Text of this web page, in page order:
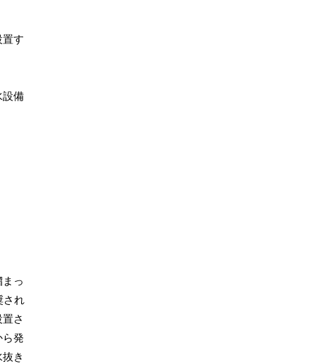
置す
設備
っ
され
さ
ら発
き